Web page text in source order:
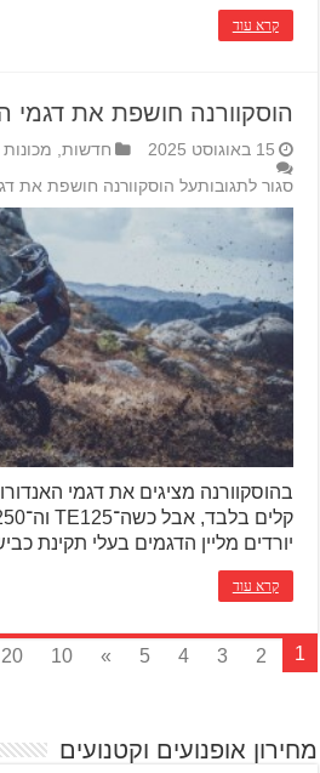
קרא עוד
הוסקוורנה חושפת את דגמי
15 באוגוסט 2025 חדשות מכונות
סגור לתגובותעל הוסקוורנה חושפת את דגמי
יורדים מליין הדגמים בעלי תקינת
קרא עוד
1
2
3
4
5
»
10
20
מחירון אופנועים וקטנועים